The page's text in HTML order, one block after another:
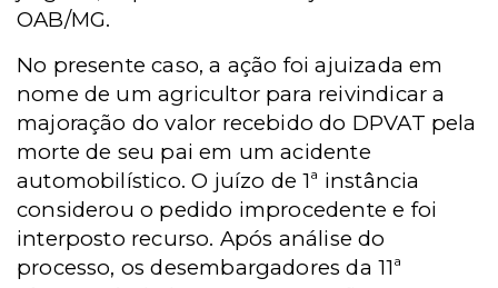
OAB/MG.
No presente caso, a ação foi ajuizada em
nome de um agricultor para reivindicar a
majoração do valor recebido do DPVAT pela
morte de seu pai em um acidente
automobilístico. O juízo de 1ª instância
considerou o pedido improcedente e foi
interposto recurso. Após análise do
processo, os desembargadores da 11ª